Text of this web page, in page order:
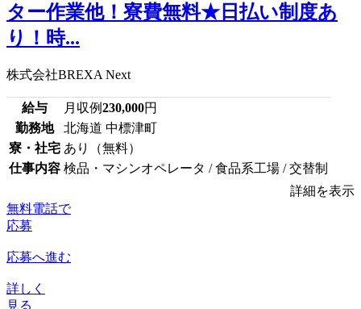
ター作業他！寮費無料★日払い制度あ
り！時...
株式会社BREXA Next
給与 月収例230,000円
勤務地
北海道 中標津町
寮・社宅 あり（無料）
仕事内容 検品・マシンオペレータ / 食品系工場 / 交替制
詳細を表示
無料電話で
応募
応募へ進む
詳しく
見る